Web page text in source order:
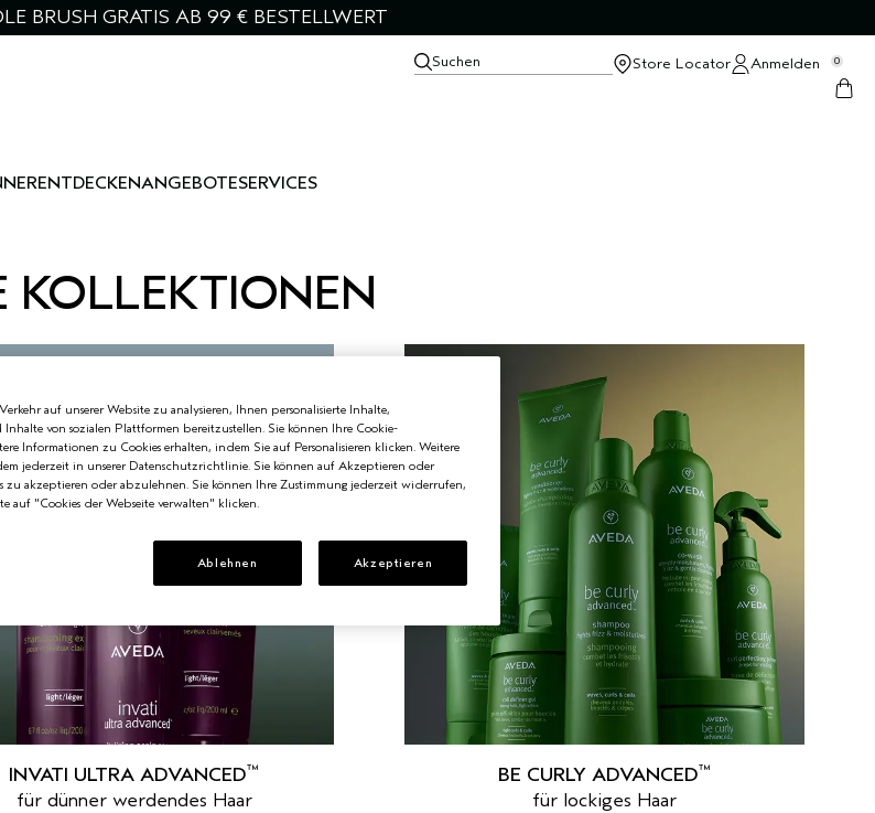
BRUSH GRATIS AB 99 € BESTELLWERT
Suchen Store Locator Anmelden 0
ENTDECKENANGEBOTESERVICES
KOLLEKTIONEN
INVATI ULTRA ADVANCED™
für dünner werdendes Haar
BE CURLY ADVANCED™
für lockiges Haar
auf unserer Website zu analysieren, Ihnen personalisierte Inhalte,
von sozialen Plattformen bereitzustellen. Sie können Ihre Cookie-
Informationen zu Cookies erhalten, indem Sie auf Personalisieren klicken. Weitere
jederzeit in unserer Datenschutzrichtlinie. Sie können auf Akzeptieren oder
zu akzeptieren oder abzulehnen. Sie können Ihre Zustimmung jederzeit widerrufen,
auf "Cookies der Webseite verwalten" klicken.
Ablehnen Akzeptieren